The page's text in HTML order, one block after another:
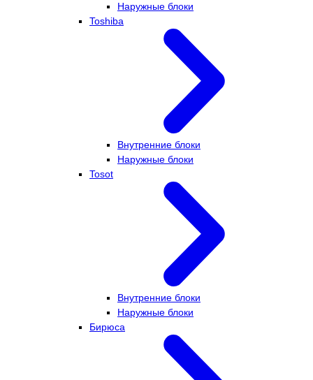
Наружные блоки
Toshiba
Внутренние блоки
Наружные блоки
Tosot
Внутренние блоки
Наружные блоки
Бирюса